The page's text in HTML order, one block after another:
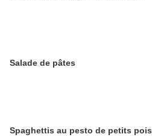
Salade de pâtes
Spaghettis au pesto de petits pois